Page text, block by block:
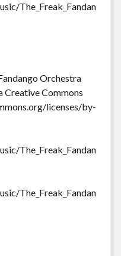
The_Freak_Fandan
Orchestra
Creative Commons
licenses/by-
The_Freak_Fandan
The_Freak_Fandan